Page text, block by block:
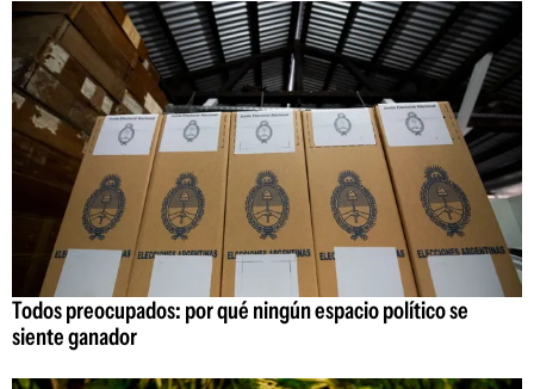
Todos preocupados: por qué ningún espacio político se
siente ganador